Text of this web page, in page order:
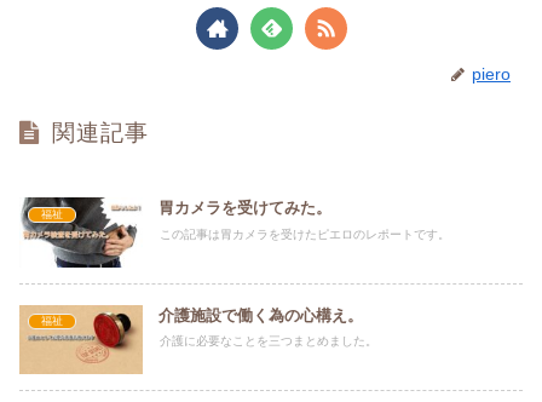
piero
関連記事
福祉 胃カメラを受けてみた。
この記事は胃カメラを受けたピエロのレポートです。
福祉 介護施設で働く為の心構え。
介護に必要なことを三つまとめました。